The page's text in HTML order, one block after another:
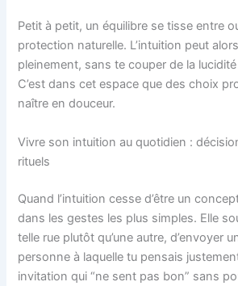
Petit à petit, un équilibre se tisse entre
protection naturelle. L’intuition peut
pleinement, sans te couper de la
C’est dans cet espace que des choix
naître en douceur.
Vivre son intuition au quotidien :
rituels
Quand l’intuition cesse d’être un
dans les gestes les plus simples. Elle
telle rue plutôt qu’une autre, d’envoyer
personne à laquelle tu pensais
invitation qui “ne sent pas bon” sans